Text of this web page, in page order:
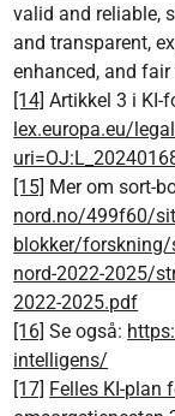
valid and reliable,
and transparent,
enhanced, and
[14] Artikkel 3 i KI-
lex.europa.eu/
[15] Mer om sort-
nord.no/499f60/
blokker/forskning/
nord-2022-2025/
2022-2025.pdf
[16] Se også:
intelligens/
[17] Felles KI-plan